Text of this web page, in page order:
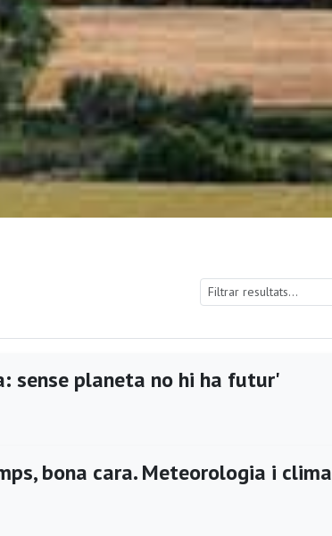
sense planeta no hi ha futur'
bona cara. Meteorologia i clima